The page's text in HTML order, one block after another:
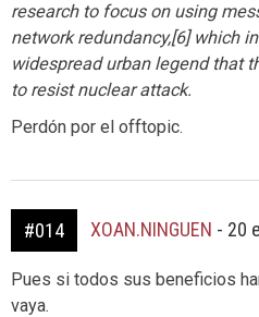
research to focus on using
network redundancy,[6] which
widespread urban legend that
to resist nuclear attack.
Perdón por el offtopic.
#014 XOAN.NINGUEN - 20
Pues si todos sus beneficios
vaya.